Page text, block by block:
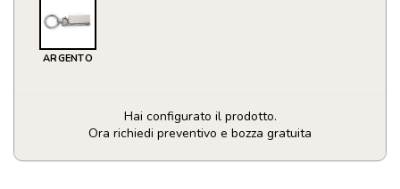
ARGENTO
Hai configurato il prodotto.
Ora richiedi preventivo e bozza gratuita
Portachiavi